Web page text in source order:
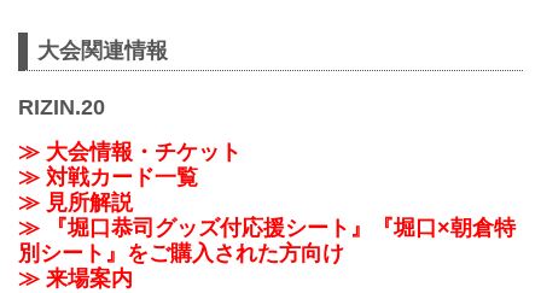
大会関連情報
RIZIN.20
≫ 大会情報・チケット
≫ 対戦カード一覧
≫ 見所解説
≫ 『堀口恭司グッズ付応援シート』『堀口×朝倉特
別シート』をご購入された方向け
≫ 来場案内